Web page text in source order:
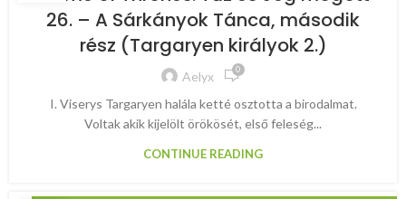
26. – A Sárkányok Tánca, második
rész (Targaryen királyok 2.)
Aelyx 0
I. Viserys Targaryen halála ketté osztotta a birodalmat.
Voltak akik kijelölt örökösét, első feleség...
CONTINUE READING